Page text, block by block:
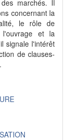
marchés. Il
concernant la
le rôle de
et la
signale l'intérêt
de clauses-